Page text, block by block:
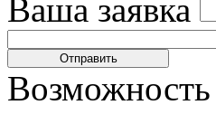
Ваша заявка
Возможность